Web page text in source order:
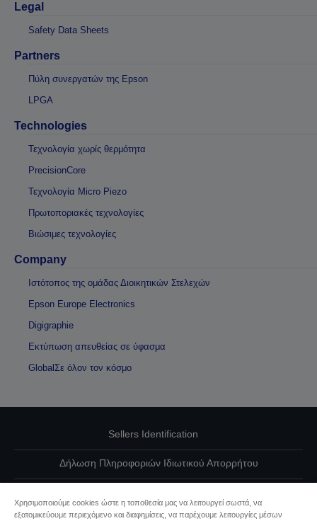
Legal
Safety Data Sheets
Partners
Πύλη συνεργατών της Epson
LPGA
Technologies
Τεχνολογία χωρίς θερμότητα
PrecisionCore
Τεχνολογία Micro Piezo
Πρωτοποριακές τεχνολογίες
Βιώσιμες τεχνολογίες
Company
Ιστότοπος της ομάδας Διοικητικών Στελεχών
Epson Europe Electronics
Digigraphie
Εκτύπωση απευθείας σε ύφασμα
GlobalΣε όλον τον κόσμο
Sellers Identification
Δήλωση Πληροφοριών Ιδιωτικού Απορρήτου
Χρησιμοποιούμε cookies ώστε η τοποθεσία μας να λειτουργεί σωστά, να
εξατομικεύουμε περιεχόμενο και διαφημίσεις, να παρέχουμε λειτουργίες μέσων